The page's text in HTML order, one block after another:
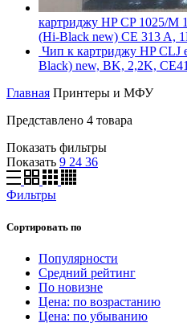
картриджу HP CP 1025/M
(Hi-Black new) CE 313 A,
Чип к картриджу HP CLJ
Black) new, BK, 2,2K,
Главная Принтеры и МФУ
Представлено 4 товара
Показать фильтры
Показать 9 24 36
Фильтры
Сортировать по
Популярности
Средний рейтинг
По новизне
Цена: по возрастанию
Цена: по убыванию